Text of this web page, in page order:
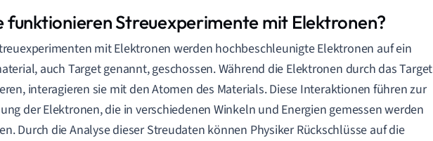
funktionieren Streuexperimente mit Elektronen?
mit Elektronen werden hochbeschleunigte Elektronen auf ein
auch Target genannt, geschossen. Während die Elektronen durch das Target
interagieren sie mit den Atomen des Materials. Diese Interaktionen führen zur
der Elektronen, die in verschiedenen Winkeln und Energien gemessen werden
Durch die Analyse dieser Streudaten können Physiker Rückschlüsse auf die